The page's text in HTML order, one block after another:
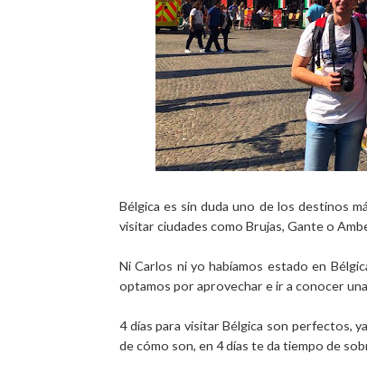
Bélgica es sin duda uno de los destinos
visitar ciudades como Brujas, Gante o
Ni Carlos ni yo habíamos estado en
optamos por aprovechar e ir a conocer
4 días para visitar Bélgica son perfectos,
de cómo son, en 4 días te da tiempo de